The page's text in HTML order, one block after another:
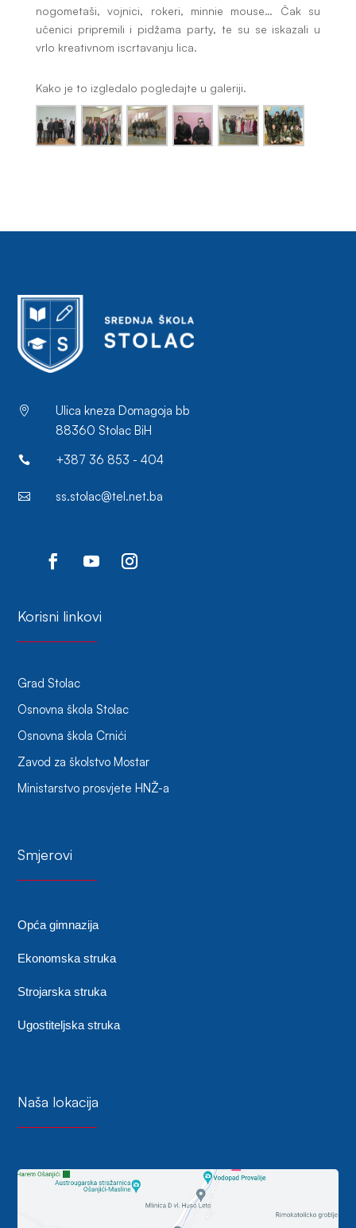
nogometaši, vojnici, rokeri, minnie mouse… Čak su
učenici pripremili i pidžama party, te su se iskazali u
vrlo kreativnom iscrtavanju lica.
Kako je to izgledalo pogledajte u galeriji.

Ulica kneza Domagoja bb
88360 Stolac BiH
 +387 36 853 - 404
 ss.stolac@tel.net.ba
Korisni linkovi
Grad Stolac
Osnovna škola Stolac
Osnovna škola Crnići
Zavod za školstvo Mostar
Ministarstvo prosvjete HNŽ-a
Smjerovi
Opća gimnazija
Ekonomska struka
Strojarska struka
Ugostiteljska struka
Naša lokacija